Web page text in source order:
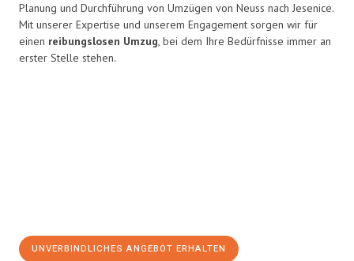
Planung und Durchführung von Umzügen von Neuss nach Jesenice.
Mit unserer Expertise und unserem Engagement sorgen wir für
einen reibungslosen Umzug, bei dem Ihre Bedürfnisse immer an
erster Stelle stehen.
UNVERBINDLICHES ANGEBOT ERHALTEN